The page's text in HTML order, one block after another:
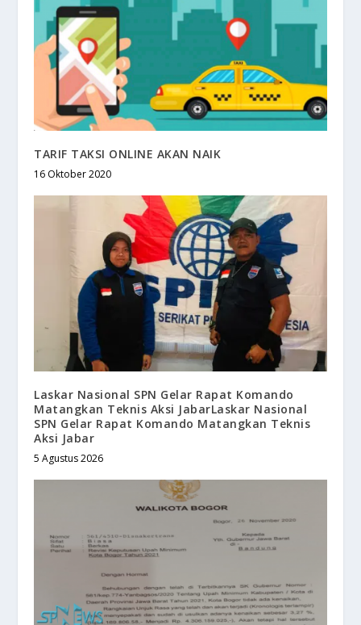
TARIF TAKSI ONLINE AKAN NAIK
16 Oktober 2020
Laskar Nasional SPN Gelar Rapat Komando
Matangkan Teknis Aksi JabarLaskar Nasional
SPN Gelar Rapat Komando Matangkan Teknis
Aksi Jabar
5 Agustus 2026